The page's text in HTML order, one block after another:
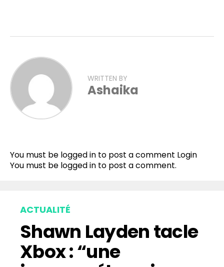
WRITTEN BY
Ashaika
You must be logged in to post a comment Login
You must be logged in to post a comment.
ACTUALITÉ
Shawn Layden tacle
Xbox : “une
Pinterest